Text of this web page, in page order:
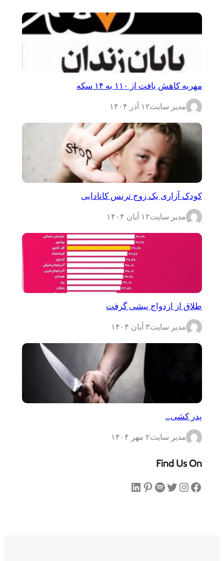
مهریه کاهش یافت از ۱۱۰ به ۱۴ سکه
مدیر سایت۱۲ آذر ۱۴۰۴
کودک آزاری یک زوج ترنس کانادایی
مدیر سایت۱۲ آبان ۱۴۰۴
طلاق از ازدواج پیشی گرفت
مدیر سایت۳ آبان ۱۴۰۴
پدر کشی…
مدیر سایت۲ مهر ۱۴۰۴
Find Us On
فیس‌بوک اینستاگرم توییتر اسپاتیفای پینترست لینکداین